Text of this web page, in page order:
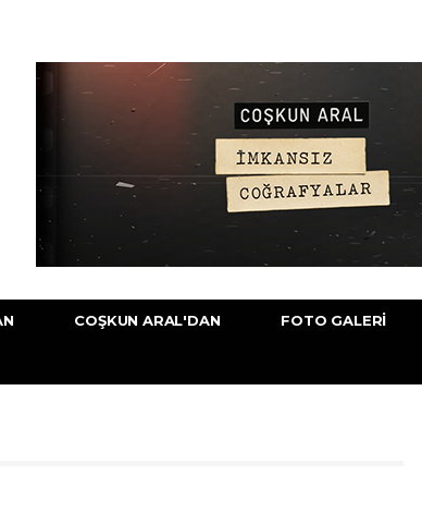
COŞKUN ARAL'DAN FOTO GALERI